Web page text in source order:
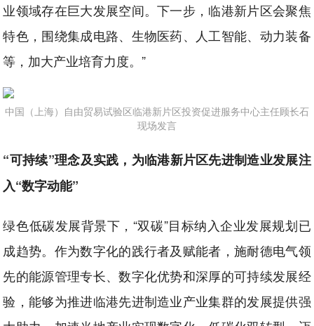
业领域存在巨大发展空间。下一步，临港新片区会聚焦
特色，围绕集成电路、生物医药、人工智能、动力装备
等，加大产业培育力度。”
中国（上海）自由贸易试验区临港新片区投资促进服务中心主任顾长石
现场发言
“可持续”理念及实践，为临港新片区先进制造业发展注
入“数字动能”
绿色低碳发展背景下，“双碳”目标纳入企业发展规划已
成趋势。作为数字化的践行者及赋能者，施耐德电气领
先的能源管理专长、数字化优势和深厚的可持续发展经
验，能够为推进临港先进制造业产业集群的发展提供强